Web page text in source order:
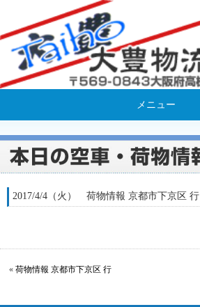
メニュー
2017/4/4（火） 荷物情報 京都市下京区 行
« 荷物情報 京都市下京区 行